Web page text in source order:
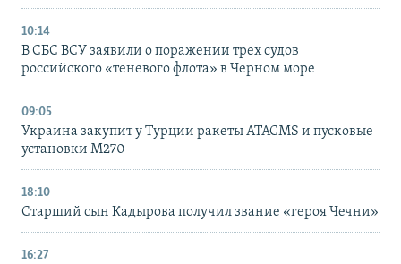
10:14
В СБС ВСУ заявили о поражении трех судов
российского «теневого флота» в Черном море
09:05
Украина закупит у Турции ракеты ATACMS и пусковые
установки M270
18:10
Старший сын Кадырова получил звание «героя Чечни»
16:27